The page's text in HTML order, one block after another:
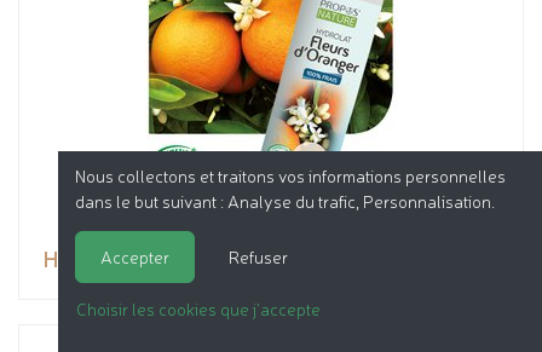
Hydrolat de Fleurs d'Oranger
Nous collectons et traitons vos informations personnelles
dans le but suivant : Analyse du trafic, Personnalisation
Accepter Refuser
Choisir les cookies que j'accepte